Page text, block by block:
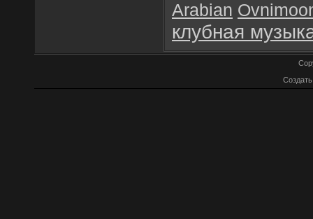
Arabian
клубная